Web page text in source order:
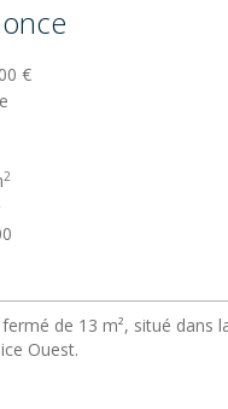
€
2
de 13 m², situé dans
Ouest.